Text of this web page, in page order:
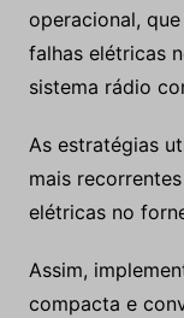
operacional,
falhas elétricas
sistema rádio
As estratégias
mais
elétricas no
Assim,
compacta e